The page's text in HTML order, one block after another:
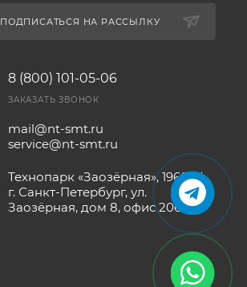
ПОДПИСАТЬСЯ НА РАССЫЛКУ
8 (800) 101-05-06
ЗАКАЗАТЬ ЗВОНОК
mail@nt-smt.ru
service@nt-smt.ru
Технопарк «Заозёрная», 196084,
г. Санкт-Петербург, ул.
Заозёрная, дом 8, офис 206